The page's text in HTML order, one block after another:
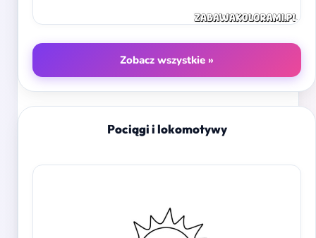
Zobacz wszystkie »
Pociągi i lokomotywy